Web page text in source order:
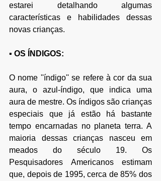
estarei detalhando algumas
características e habilidades dessas
novas crianças.
▪ OS ÍNDIGOS:
O nome ''índigo'' se refere à cor da sua
aura, o azul-índigo, que indica uma
aura de mestre. Os índigos são crianças
especiais que já estão há bastante
tempo encarnadas no planeta terra. A
maioria dessas crianças nasceu em
meados do século 19. Os
Pesquisadores Americanos estimam
que, depois de 1995, cerca de 85% dos